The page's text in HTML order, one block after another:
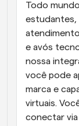
Todo
estudantes,
e avós
nossa
você pode
marca e
virtuais.
conectar